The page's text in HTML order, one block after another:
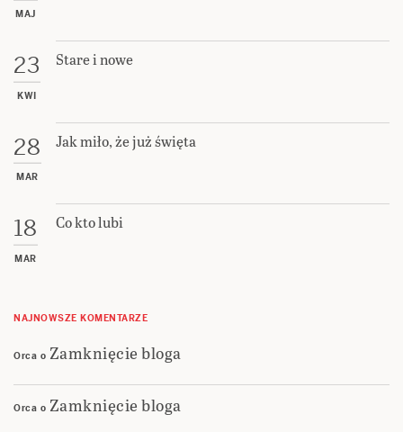
MAJ
23
KWI
Stare i nowe
28
MAR
Jak miło, że już święta
18
MAR
Co kto lubi
NAJNOWSZE KOMENTARZE
Orca o Zamknięcie bloga
Orca o Zamknięcie bloga